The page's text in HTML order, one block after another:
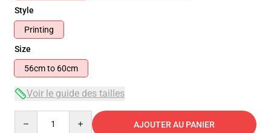
Style
Printing
Size
56cm to 60cm
Voir le guide des tailles
AJOUTER AU PANIER